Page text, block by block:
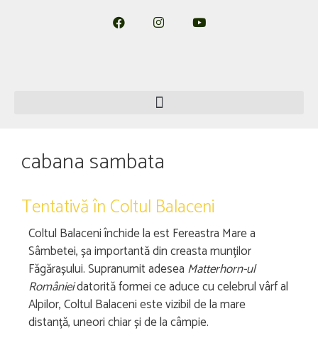
cabana sambata
Tentativă în Coltul Balaceni
Coltul Balaceni închide la est Fereastra Mare a
Sâmbetei, șa importantă din creasta munților
Făgărașului. Supranumit adesea Matterhorn-ul
Românieidatorită formei ce aduce cu celebrul vârf al
Alpilor, Coltul Balaceni este vizibil de la mare
distanță, uneori chiar și de la câmpie.